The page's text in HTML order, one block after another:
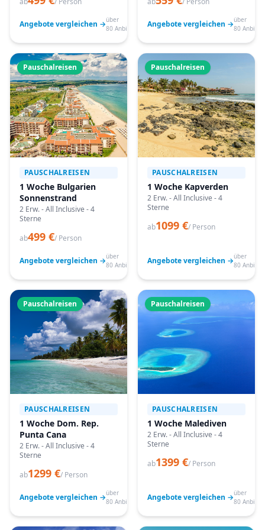
Angebote vergleichen →über
80 Anbieter
Angebote vergleichen →über
80
Pauschalreisen
PAUSCHALREISEN
1 Woche Bulgarien
Sonnenstrand
2 Erw. - All Inclusive - 4
Sterne
ab499 €/ Person
Angebote vergleichen →über
80 Anbieter
Pauschalreisen
PAUSCHALREISEN
1 Woche Kapverden
2 Erw. - All Inclusive - 4
Sterne
ab1099 €/ Person
Angebote vergleichen →über
80
Pauschalreisen
PAUSCHALREISEN
1 Woche Dom. Rep.
Punta Cana
2 Erw. - All Inclusive - 4
Sterne
ab1299 €/ Person
Angebote vergleichen →über
80 Anbieter
Pauschalreisen
PAUSCHALREISEN
1 Woche Malediven
2 Erw. - All Inclusive - 4
Sterne
ab1399 €/ Person
Angebote vergleichen →über
80